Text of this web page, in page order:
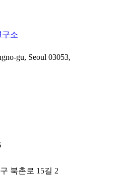
구소
gu, Seoul 03053,
북촌로 15길 2